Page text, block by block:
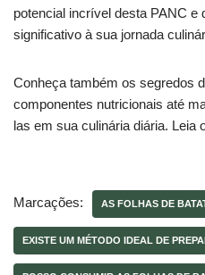
potencial incrível desta PANC e
significativo à sua jornada
Conheça também os segredos
componentes nutricionais até
las em sua culinária diária. Leia
Marcações: AS FOLHAS DE
EXISTE UM MÉTODO IDEAL DE